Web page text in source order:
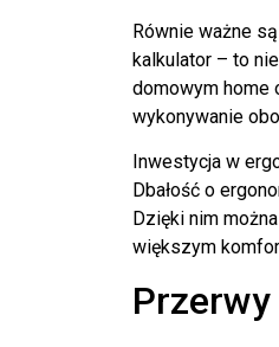
Równie ważne
kalkulator – to
domowym home
wykonywanie
Inwestycja w
Dbałość o
Dzięki nim
większym